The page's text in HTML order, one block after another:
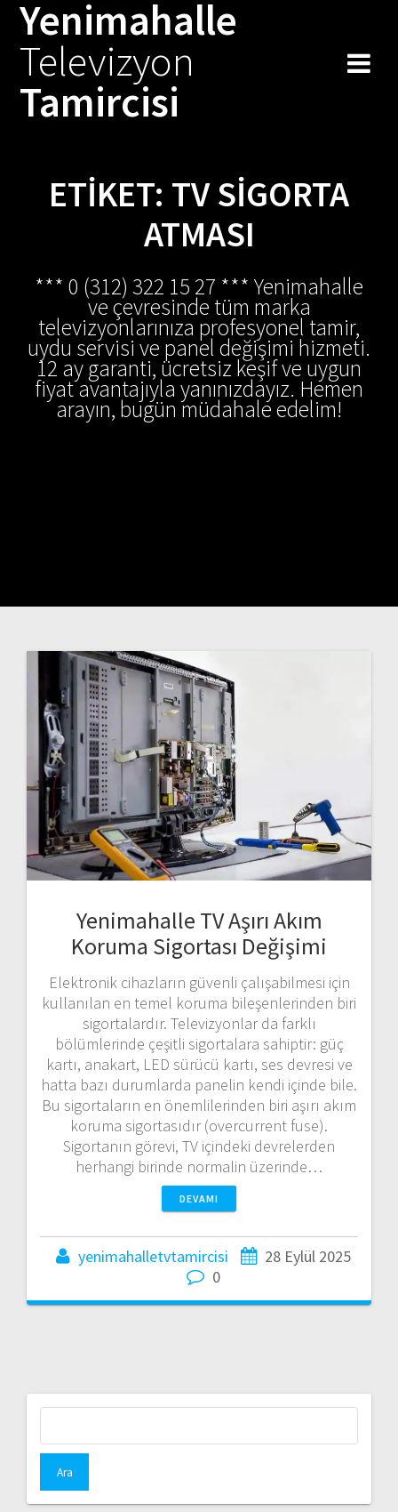
Skip
to
Yenimahalle
Televizyon
Tamircisi
ETIKET: TV SIGORTA
ATMASI
*** 0 (312) 322 15 27 *** Yenimahalle
ve çevresinde tüm marka
televizyonlarınıza profesyonel tamir,
uydu servisi ve panel değişimi hizmeti.
12 ay garanti, ücretsiz keşif ve uygun
fiyat avantajıyla yanınızdayız. Hemen
arayın, bugün müdahale edelim!
Yenimahalle TV Aşırı Akım
Koruma Sigortası Değişimi
Elektronik cihazların güvenli çalışabilmesi için
kullanılan en temel koruma bileşenlerinden biri
sigortalardır. Televizyonlar da farklı
bölümlerinde çeşitli sigortalara sahiptir: güç
kartı, anakart, LED sürücü kartı, ses devresi ve
hatta bazı durumlarda panelin kendi içinde bile.
Bu sigortaların en önemlilerinden biri aşırı akım
koruma sigortasıdır (overcurrent fuse).
Sigortanın görevi, TV içindeki devrelerden
herhangi birinde normalin üzerinde…
DEVAMI
yenimahalletvtamircisi
28 Eylül 2025
0